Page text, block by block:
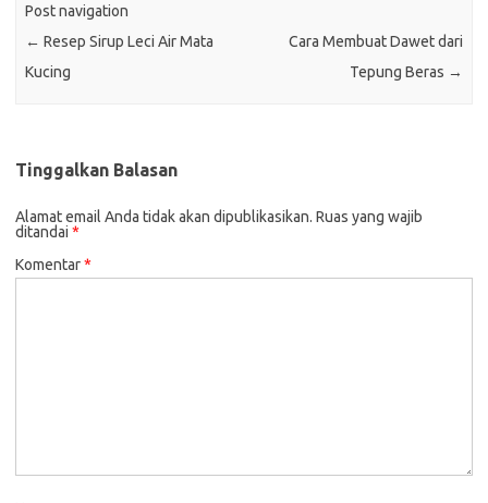
Post navigation
← Resep Sirup Leci Air Mata
Kucing
Cara Membuat Dawet dari
Tepung Beras →
Tinggalkan Balasan
Alamat email Anda tidak akan dipublikasikan. Ruas yang wajib
ditandai *
Komentar*